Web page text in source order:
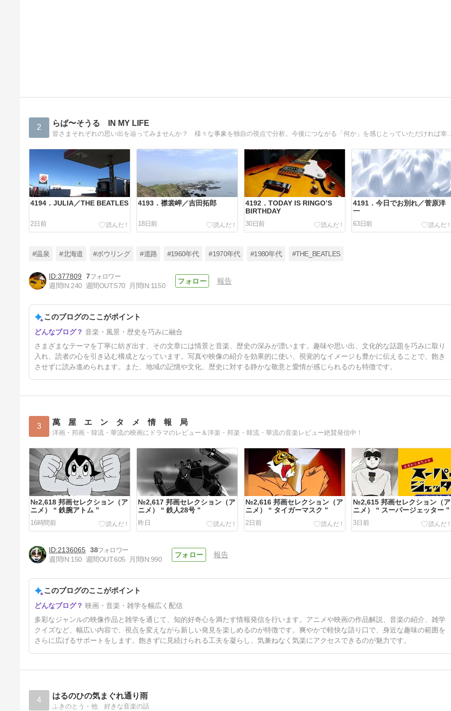
2 らば〜そうる IN MY LIFE
4194．JULIA／THE BEATLES
2日前
4193．襟裳岬／吉田拓郎
18日前
4192．TODAY IS RINGO’S
BIRTHDAY
30日前
4191．今日でお別れ／菅原洋
一
63日前
／Clément Janequin
3ヶ月前
#温泉 #北海道 #ボウリング #道路 #1960年代 #1970年代 #1980年代 #THE_BEATLES
377809
7
週間IN:240 週間OUT:570 月間IN:1150
報告
このブログのここがポイント
音楽・風景・歴史を巧みに融合
さまざまなテーマを丁寧に紡ぎ出す、その文章には情景と音楽、歴史の深みが漂います。趣味や思い出、文化的な話題を巧みに取り
入れ、読者の心を引き込む構成となっています。写真や映像の紹介を効果的に使い、視覚的なイメージも豊かに伝えることで、飽き
させずに読み進められます。また、地域の記憶や文化、歴史に対する静かな敬意と愛情が感じられるのも特徴です。
3 萬 屋 エ ン タ メ 情 報 局
洋画・邦画・韓流・華流の映画にドラマのレビュー＆洋楽・邦楽・韓流・華流の音楽レビュー絶賛発信中！
№2,618 邦画セレクション（ア
ニメ） “ 鉄腕アトム ”
16時間前
№2,617 邦画セレクション（ア
ニメ） “ 鉄人28号 ”
昨日
№2,616 邦画セレクション（ア
ニメ） “ タイガーマスク ”
2日前
№2,615 邦画セレクション（ア
ニメ） “ スーパージェッター ”
3日前
№2,614 洋楽セレクション（ロ
ック） “ Elvis Presley -
4日前
2136065 38
週間IN:150 週間OUT:605 月間IN:990
報告
このブログのここがポイント
映画・音楽・雑学を幅広く配信
多彩なジャンルの映像作品と雑学を通じて、知的好奇心を満たす情報発信を行います。アニメや映画の作品解説、音楽の紹介、雑学
クイズなど、幅広い内容で、視点を変えながら新しい発見を楽しめるのが特徴です。爽やかで軽快な語り口で、身近な趣味の範囲を
さらに広げるサポートをします。飽きずに見続けられる工夫を凝らし、気兼ねなく気楽にアクセスできるのが魅力です。
4 はるのひの気まぐれ通り雨
ふきのとう・他 好きな音楽の話